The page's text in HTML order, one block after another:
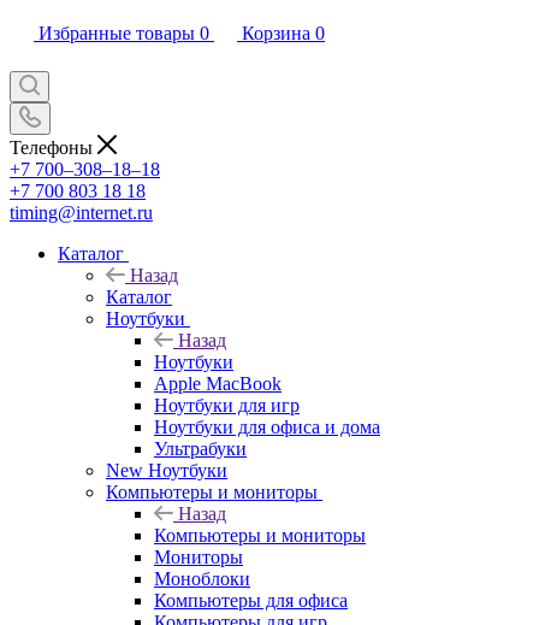
Избранные товары 0 Корзина 0
Телефоны
+7 700‒308‒18‒18
+7 700 803 18 18
timing@internet.ru
Каталог
Назад
Каталог
Ноутбуки
Назад
Ноутбуки
Apple MacBook
Ноутбуки для игр
Ноутбуки для офиса и дома
Ультрабуки
New Ноутбуки
Компьютеры и мониторы
Назад
Компьютеры и мониторы
Мониторы
Моноблоки
Компьютеры для офиса